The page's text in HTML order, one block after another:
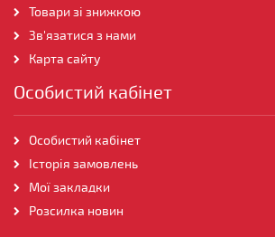
Товари зі знижкою
Зв'язатися з нами
Карта сайту
Особистий кабінет
Особистий кабінет
Історія замовлень
Мої закладки
Розсилка новин